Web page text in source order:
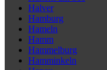
Halver
Hamburg
Hameln
Hamm
Hammelburg
Hamminkeln